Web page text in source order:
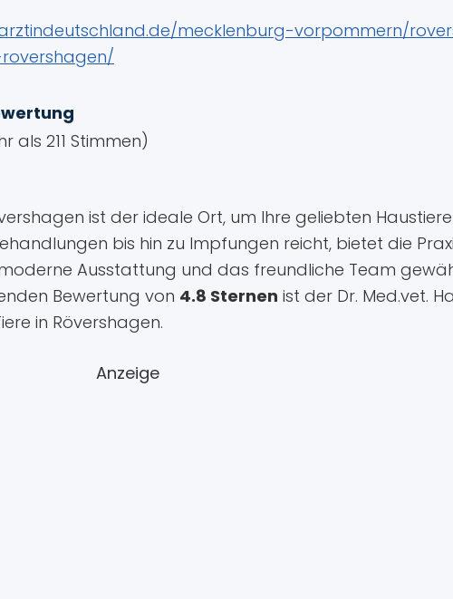
mecklenburg-vorpommern/
als 211 Stimmen)
ist der ideale Ort, um Ihre geliebten
bis hin zu Impfungen reicht, bietet die
Ausstattung und das freundliche Team
Bewertung von 4.8 Sternen ist der Dr. Med.vet.
in Rövershagen.
Anzeige